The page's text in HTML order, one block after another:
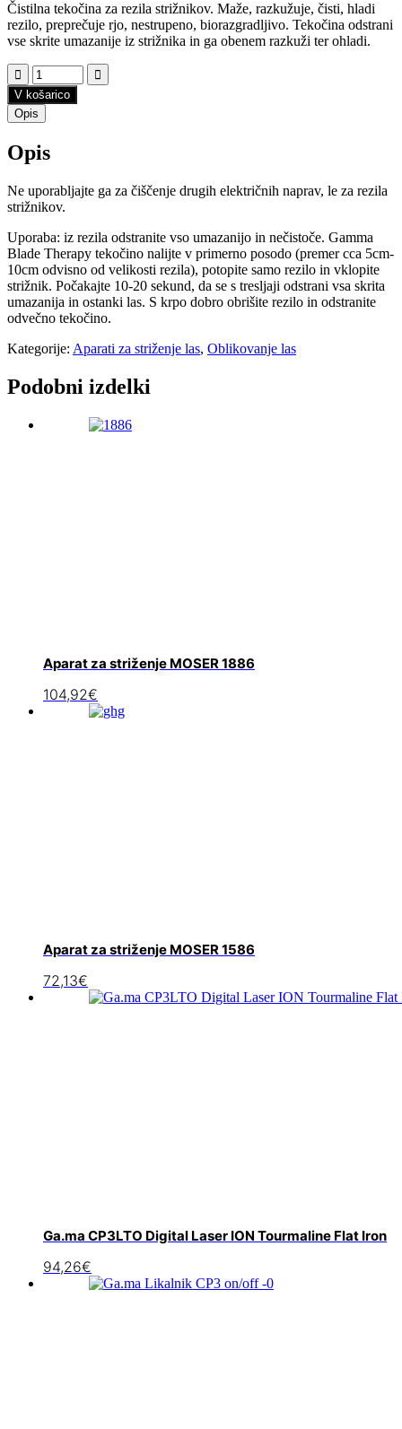
Čistilna tekočina za rezila strižnikov. Maže, razkužuje, čisti, hladi
rezilo, preprečuje rjo, nestrupeno, biorazgradljivo. Tekočina odstrani
vse skrite umazanije iz strižnika in ga obenem razkuži ter ohladi.
V košarico
Opis
Opis
Ne uporabljajte ga za čiščenje drugih električnih naprav, le za rezila
strižnikov.
Uporaba: iz rezila odstranite vso umazanijo in nečistoče. Gamma
Blade Therapy tekočino nalijte v primerno posodo (premer cca 5cm-
10cm odvisno od velikosti rezila), potopite samo rezilo in vklopite
strižnik. Počakajte 10-20 sekund, da se s tresljaji odstrani vsa skrita
umazanija in ostanki las. S krpo dobro obrišite rezilo in odstranite
odvečno tekočino.
Kategorije: Aparati za striženje las, Oblikovanje las
Podobni izdelki
Aparat za striženje MOSER 1886
104,92€
Aparat za striženje MOSER 1586
72,13€
Ga.ma CP3LTO Digital Laser ION Tourmaline Flat Iron
94,26€